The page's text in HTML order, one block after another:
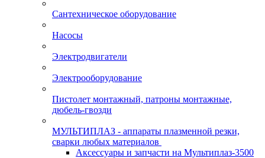
Сантехническое оборудование
Насосы
Электродвигатели
Электрооборудование
Пистолет монтажный, патроны монтажные,
дюбель-гвозди
МУЛЬТИПЛАЗ - аппараты плазменной резки,
сварки любых материалов
Аксессуары и запчасти на Мультиплаз-3500